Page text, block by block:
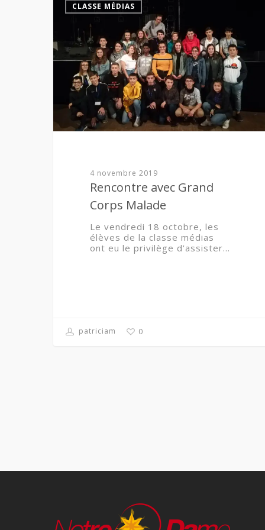
CLASSE MÉDIAS
4 novembre 2019
Rencontre avec Grand
Corps Malade
Le vendredi 18 octobre, les
élèves de la classe médias
ont eu le privilège d'assister…
patriciam 0